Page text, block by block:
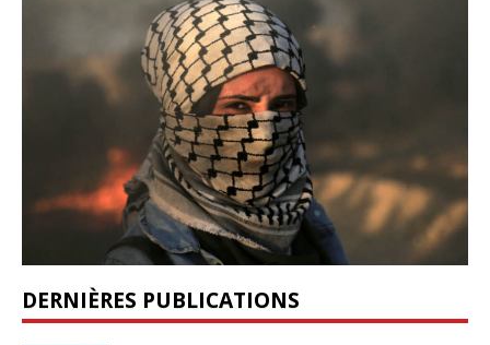
DERNIÈRES PUBLICATIONS